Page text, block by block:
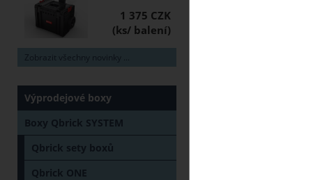
1 375 CZK
Zobrazit všechny novinky ...
Výprodejové boxy
Boxy Qbrick SYSTEM
Qbrick sety boxů
Qbrick ONE